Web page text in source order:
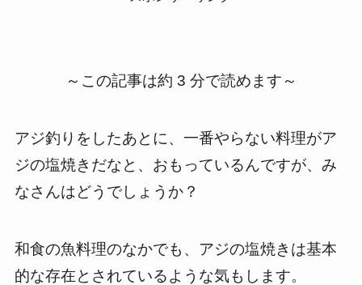
～この記事は約 3 分で読めます～
アジ釣りをしたあとに、一番やらない料理がア
ジの塩焼きだなと、おもっているんですが、み
なさんはどうでしょうか？
和食の魚料理のなかでも、アジの塩焼きは基本
的な存在とされているような気もします。